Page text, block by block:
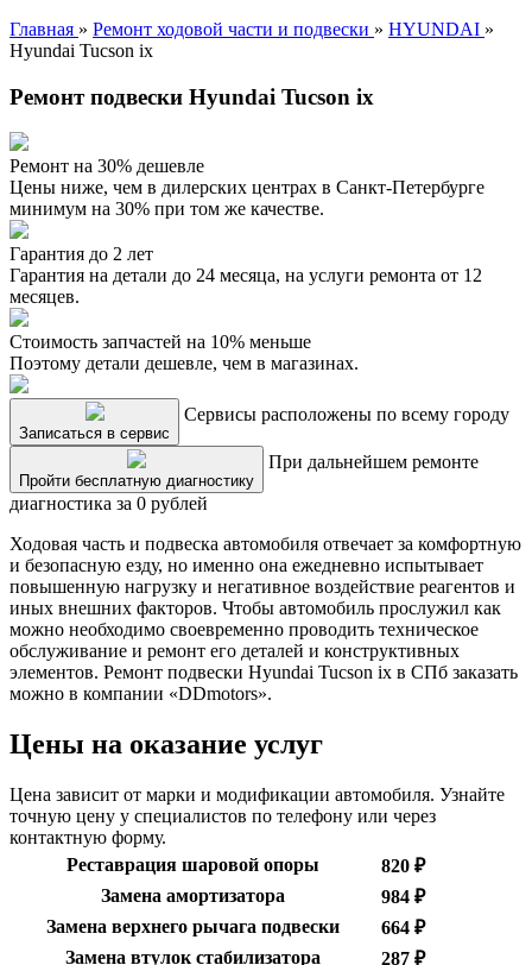
Главная » Ремонт ходовой части и подвески » HYUNDAI »
Hyundai Tucson ix
Ремонт подвески Hyundai Tucson ix
Ремонт на 30% дешевле
Цены ниже, чем в дилерских центрах в Санкт-Петербурге
минимум на 30% при том же качестве.
Гарантия до 2 лет
Гарантия на детали до 24 месяца, на услуги ремонта от 12
месяцев.
Стоимость запчастей на 10% меньше
Поэтому детали дешевле, чем в магазинах.
Записаться в сервис
Сервисы расположены по всему городу
Пройти бесплатную диагностику
При дальнейшем ремонте
диагностика за 0 рублей
Ходовая часть и подвеска автомобиля отвечает за комфортную
и безопасную езду, но именно она ежедневно испытывает
повышенную нагрузку и негативное воздействие реагентов и
иных внешних факторов. Чтобы автомобиль прослужил как
можно необходимо своевременно проводить техническое
обслуживание и ремонт его деталей и конструктивных
элементов. Ремонт подвески Hyundai Tucson ix в СПб заказать
можно в компании «DDmotors».
Цены на оказание услуг
Цена зависит от марки и модификации автомобиля. Узнайте
точную цену у специалистов по телефону или через
контактную форму.
Реставрация шаровой опоры
820 ₽
Замена амортизатора
984 ₽
Замена верхнего рычага подвески
664 ₽
Замена втулок стабилизатора
287 ₽